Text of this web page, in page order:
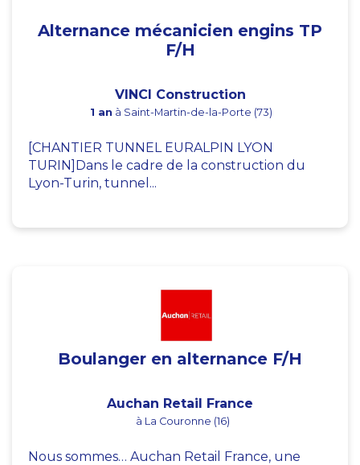
Alternance mécanicien engins TP
F/H
VINCI Construction
1 an à Saint-Martin-de-la-Porte (73)
[CHANTIER TUNNEL EURALPIN LYON
TURIN]Dans le cadre de la construction du
Lyon-Turin, tunnel...
Boulanger en alternance F/H
Auchan Retail France
à La Couronne (16)
Nous sommes… Auchan Retail France, une